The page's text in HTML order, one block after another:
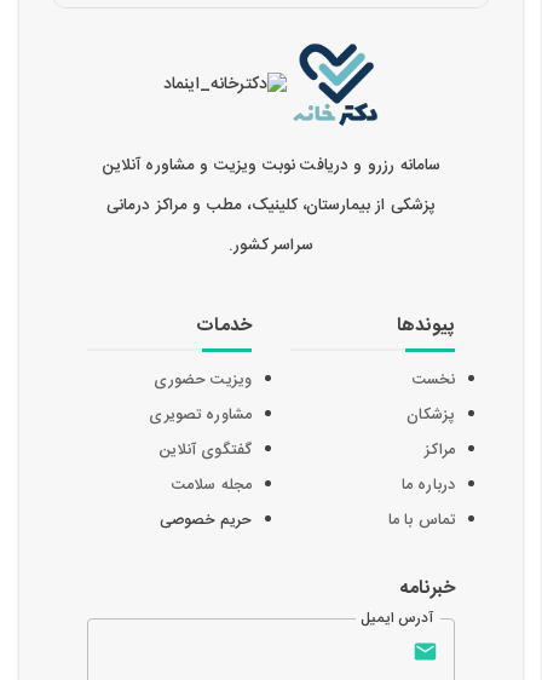
سامانه رزرو و دریافت نوبت ویزیت و مشاوره آنلاین
پزشکی از بیمارستان، کلینیک، مطب و مراکز درمانی
سراسر کشور.
پیوندها
نخست
پزشکان
مراکز
درباره ما
تماس با ما
خدمات
ویزیت حضوری
مشاوره تصویری
گفتگوی آنلاین
مجله سلامت
حریم خصوصی
خبرنامه
آدرس ایمیل